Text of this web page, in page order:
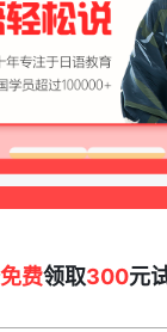
免费领取300元